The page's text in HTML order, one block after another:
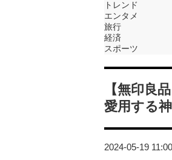
トレンド
エンタメ
旅行
経済
スポーツ
【無印良
愛用する
2024-05-19